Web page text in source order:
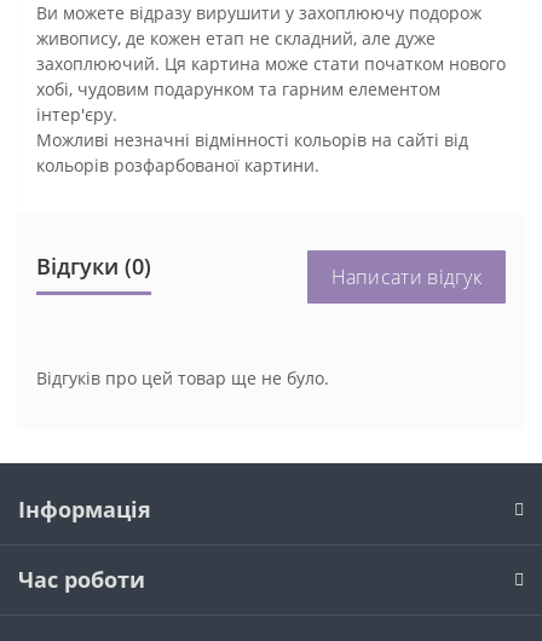
Ви можете відразу вирушити у захоплюючу подорож
живопису, де кожен етап не складний, але дуже
захоплюючий. Ця картина може стати початком нового
хобі, чудовим подарунком та гарним елементом
інтер'єру.
Можливі незначні відмінності кольорів на сайті від
кольорів розфарбованої картини.
Відгуки (0) Написати відгук
Відгуків про цей товар ще не було.
Інформація
Час роботи